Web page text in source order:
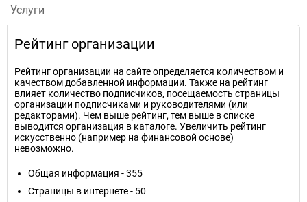
Услуги
Рейтинг организации
Рейтинг организации на сайте определяется количеством и
качеством добавленной информации. Также на рейтинг
влияет количество подписчиков, посещаемость страницы
организации подписчиками и руководителями (или
редакторами). Чем выше рейтинг, тем выше в списке
выводится организация в каталоге. Увеличить рейтинг
искусственно (например на финансовой основе)
невозможно.
Общая информация - 355
Страницы в интернете - 50